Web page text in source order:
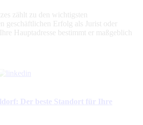
zählt zu den wichtigsten
geschäftlichen Erfolg als Jurist oder
Hauptadresse bestimmt er maßgeblich
Der beste Standort für Ihre